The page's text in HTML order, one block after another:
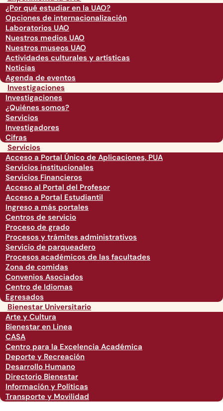
¿Por qué estudiar en la UAO?
Opciones de internacionalización
Laboratorios UAO
Nuestros medios UAO
Nuestros museos UAO
Actividades culturales y artísticas
Noticias
Agenda de eventos
Investigaciones
Investigaciones
¿Quiénes somos?
Servicios
Investigadores
Cifras
Servicios
Acceso a Portal Único de Aplicaciones, PUA
Servicios institucionales
Servicios Financieros
Acceso al Portal del Profesor
Acceso a Portal Estudiantil
Ingreso a más portales
Centros de servicio
Proceso de grado
Procesos y trámites administrativos
Servicio de parqueadero
Procesos académicos de las facultades
Zona de comidas
Convenios Asociados
Centro de Idiomas
Egresados
Bienestar Universitario
Arte y Cultura
Bienestar en Linea
CASA
Centro para la Excelencia Académica
Deporte y Recreación
Desarrollo Humano
Directorio Bienestar
Información y Políticas
Transporte y Movilidad